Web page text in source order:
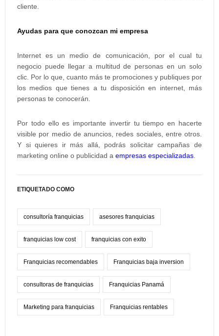
cliente.
Ayudas para que conozcan mi empresa
Internet es un medio de comunicación, por el cual tu
negocio puede llegar a multitud de personas en un solo
clic. Por lo que, cuanto más te promociones y publiques por
los medios que tienes a tu disposición en internet, más
personas te conocerán.
Por todo ello es importante invertir tu tiempo en hacerte
visible por medio de anuncios, redes sociales, entre otros.
Y si quieres ir más allá, podrás solicitar campañas de
marketing online o publicidad a empresas especializadas
ETIQUETADO COMO
consultoría franquicias asesores franquicias
franquicias low cost franquicias con exito
Franquicias recomendables Franquicias baja inversion
consultoras de franquicias Franquicias Panamá
Marketing para franquicias Franquicias rentables